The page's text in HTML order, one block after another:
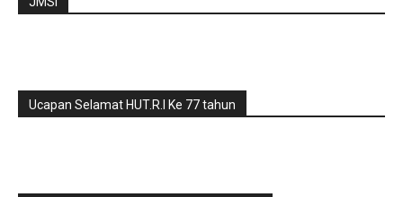
Ucapan Selamat HUT.R.I Ke 77 tahun